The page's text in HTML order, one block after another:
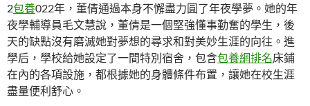
2包養022年，董倩通過本身不懈盡力圓了年夜學夢。她的年
夜學輔導員毛文慧說，董倩是一個堅強懂事勤奮的學生，後
天的缺點沒有磨滅她對夢想的尋求和對美妙生涯的向往。進
學后，學校給她設定了一間特別宿舍，包含包養網排名床鋪
在內的各項設施，都根據她的身體條件布置，讓她在校生涯
盡量便利舒心。